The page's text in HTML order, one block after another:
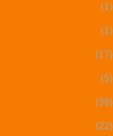
(1)
(1)
(17)
(5)
(38)
(22)